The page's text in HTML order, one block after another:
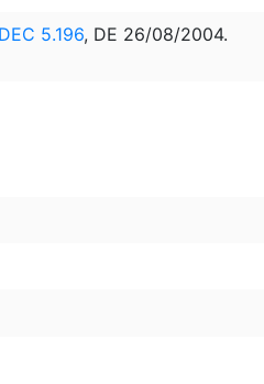
DEC 5.196, DE 26/08/2004.